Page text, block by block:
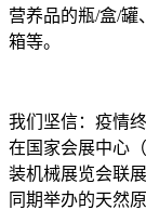
营养品的瓶/盒/罐
箱等。
我们坚信：疫情
在国家会展中心
装机械展览会联展
同期举办的天然